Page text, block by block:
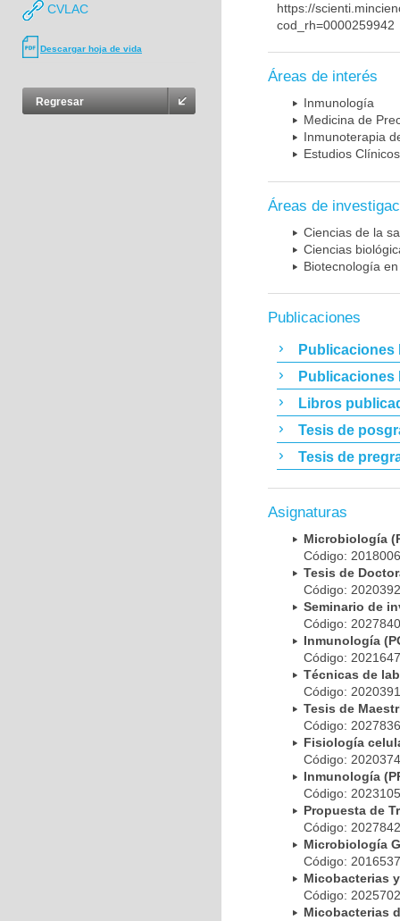
CVLAC
Descargar hoja de vida
Regresar
https://
cod_rh=0000259942
Áreas de interés
Inmunología
Medicina de
Inmunoterapia
Estudios Clínicos
Áreas de
Ciencias de la
Ciencias
Biotecnología
Publicaciones
Publicaciones
Publicaciones
Libros
Tesis de
Tesis de
Asignaturas
Microbiología
Código:
Tesis de
Código:
Seminario de
Código:
Inmunología
Código:
Técnicas de
Código:
Tesis de
Código:
Fisiología
Código:
Inmunología
Código:
Propuesta de
Código:
Microbiología
Código:
Micobacterias
Código:
Micobacterias